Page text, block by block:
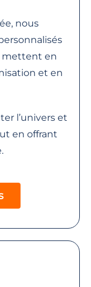
nous
mettent en
et en
l’univers et
en offrant